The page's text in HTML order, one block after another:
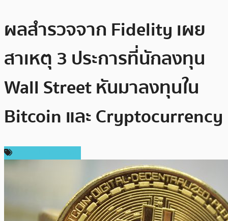
ผลสำรวจจาก Fidelity เผย
สาเหตุ 3 ประการที่นักลงทุน
Wall Street หันมาลงทุนใน
Bitcoin และ Cryptocurrency